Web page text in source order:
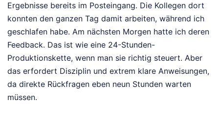
Ergebnisse bereits im Posteingang. Die Kollegen dort
konnten den ganzen Tag damit arbeiten, während ich
geschlafen habe. Am nächsten Morgen hatte ich deren
Feedback. Das ist wie eine 24-Stunden-
Produktionskette, wenn man sie richtig steuert. Aber
das erfordert Disziplin und extrem klare Anweisungen,
da direkte Rückfragen eben neun Stunden warten
müssen.